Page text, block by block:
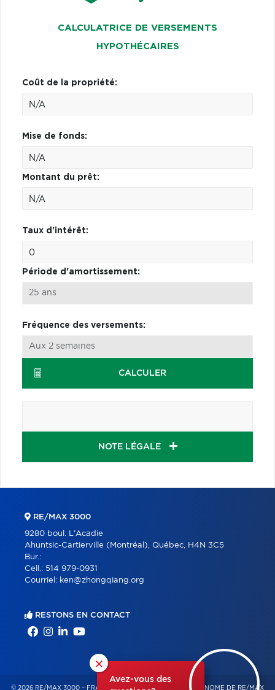
CALCULATRICE DE VERSEMENTS
HYPOTHÉCAIRES
Coût de la propriété:
Mise de fonds:
Montant du prêt:
Taux d'intérêt:
Période d'amortissement:
Fréquence des versements:
CALCULER
NOTE LÉGALE
×
Avez-vous des
RE/MAX 3000
9280 boul. L'Acadie
Ahuntsic-Cartierville (Montréal), Québec, H4N 3C5
Bur.:
Cell.: 514 979-0931
Courriel: ken@zhongqiang.org
RESTONS EN CONTACT
© 2026 RE/MAX 3000 – FRANCHISÉ INDÉPENDANT ET AUTONOME DE RE/MAX